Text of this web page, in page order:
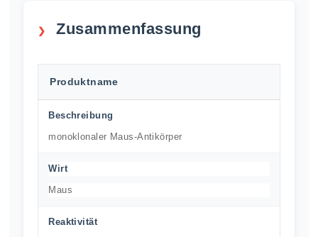
Zusammenfassung
Produktname
Beschreibung
monoklonaler Maus-Antikörper
Wirt
Maus
Reaktivität